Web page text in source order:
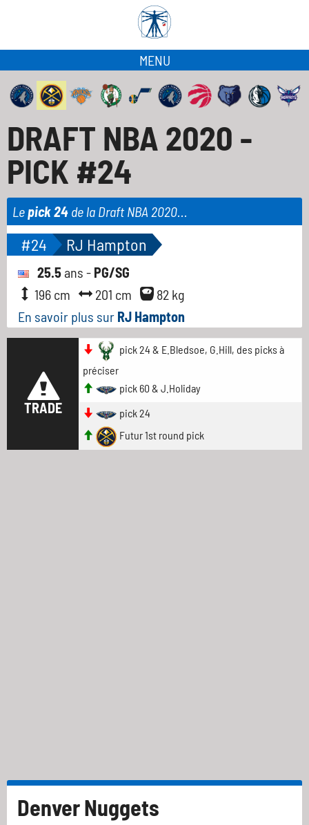
MENU
DRAFT NBA 2020 -
PICK #24
Lepick 24 de la Draft NBA 2020...
#24 RJ Hampton
25.5 ans - PG/SG
196 cm
201 cm
82 kg
En savoir plus sur RJ Hampton
TRADE
pick 24 & E.Bledsoe, G.Hill, des picks à
préciser
pick 60 & J.Holiday
pick 24
Futur 1st round pick
Denver Nuggets